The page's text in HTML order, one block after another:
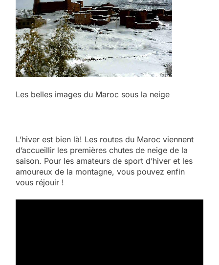
Les belles images du Maroc sous la neige
L’hiver est bien là! Les routes du Maroc viennent
d’accueillir les premières chutes de neige de la
saison. Pour les amateurs de sport d’hiver et les
amoureux de la montagne, vous pouvez enfin
vous réjouir !